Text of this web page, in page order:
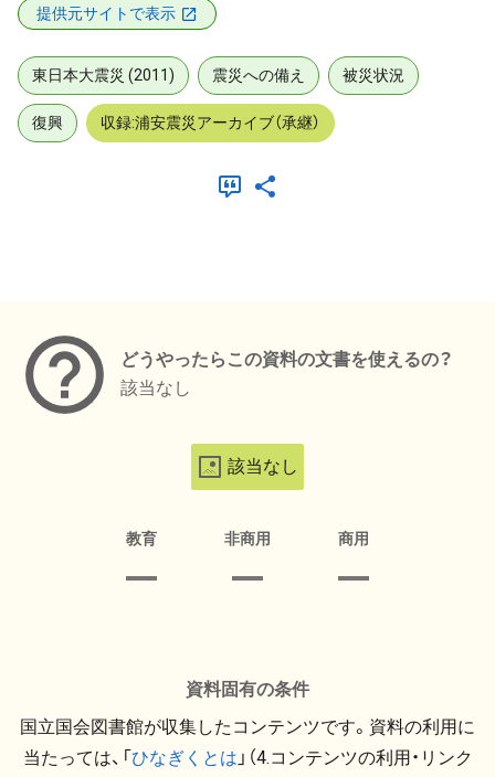
提供元サイトで表示
東日本大震災 (2011) 震災への備え 被災状況
復興 収録:浦安震災アーカイブ（承継）
どうやったらこの資料の文書を使えるの？
該当なし
該当なし
教育 非商用 商用
資料固有の条件
国立国会図書館が収集したコンテンツです。資料の利用に
当たっては、「ひなぎくとは 」（4.コンテンツの利用・リンク